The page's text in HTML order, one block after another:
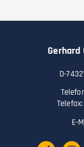
Gerhard
D-
E-